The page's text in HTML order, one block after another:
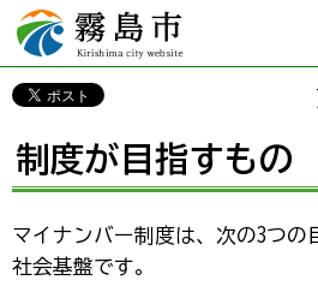
霧島市 Kirishima
city website
制度が目指すもの
マイナンバー制度は、次の3つの
社会基盤です。